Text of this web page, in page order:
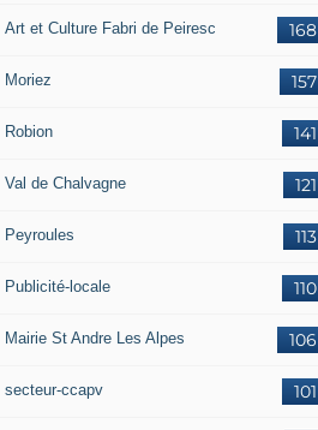
168
Art et Culture Fabri de Peiresc
157
Moriez
141
Robion
121
Val de Chalvagne
113
Peyroules
110
Publicité-locale
106
Mairie St Andre Les Alpes
101
secteur-ccapv